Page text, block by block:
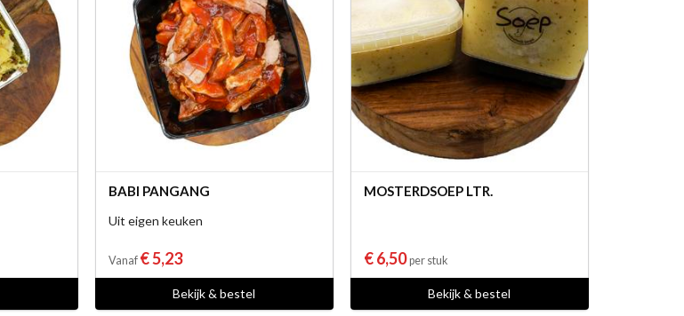
BABI PANGANG
Uit eigen keuken
Vanaf € 5,23
Bekijk & bestel
MOSTERDSOEP LTR.
€ 6,50per stuk
Bekijk & bestel